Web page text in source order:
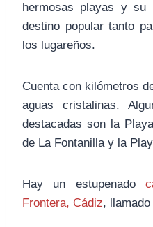
hermosas playas y su
destino popular tanto
los lugareños.
Cuenta con kilómetros
aguas cristalinas.
destacadas son la
de La Fontanilla y la
Hay un estupenado
Frontera, Cádiz, llamado